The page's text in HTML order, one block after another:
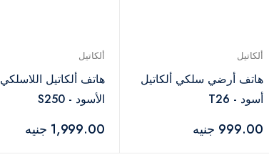
ألكاتيل
هاتف أرضي سلكي ألكاتيل
أسود - T26
999.00 جنيه
ألكاتيل
هاتف ألكاتيل اللاسلكي
الأسود - S250
1,999.00 جنيه